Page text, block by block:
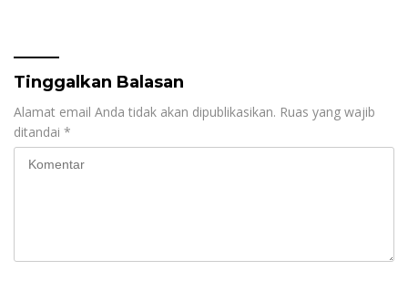
Tinggalkan Balasan
Alamat email Anda tidak akan dipublikasikan. Ruas yang wajib
ditandai *